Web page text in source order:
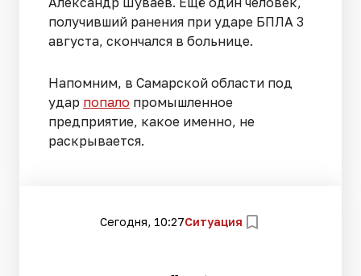
получивший ранения при ударе БПЛА 3
августа, скончался в больнице.
Напомним, в Самарской области под
удар попало промышленное
предприятие, какое именно, не
раскрывается.
Сегодня, 10:27Ситуация